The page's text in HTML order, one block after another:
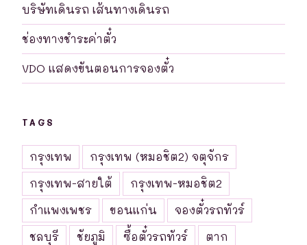
บริษัทเดินรถ เส้นทางเดินรถ
ช่องทางชำระค่าตั๋ว
VDO แสดงขันตอนการจองตั๋ว
TAGS
กรุงเทพ
กรุงเทพ (หมอชิต2) จตุจักร
กรุงเทพ-สายใต้
กรุงเทพ-หมอชิต2
กำแพงเพชร
ขอนแก่น
จองตั๋วรถทัวร์
ชลบุรี
ชัยภูมิ ซื้อตั๋วรถทัวร์
ตาก